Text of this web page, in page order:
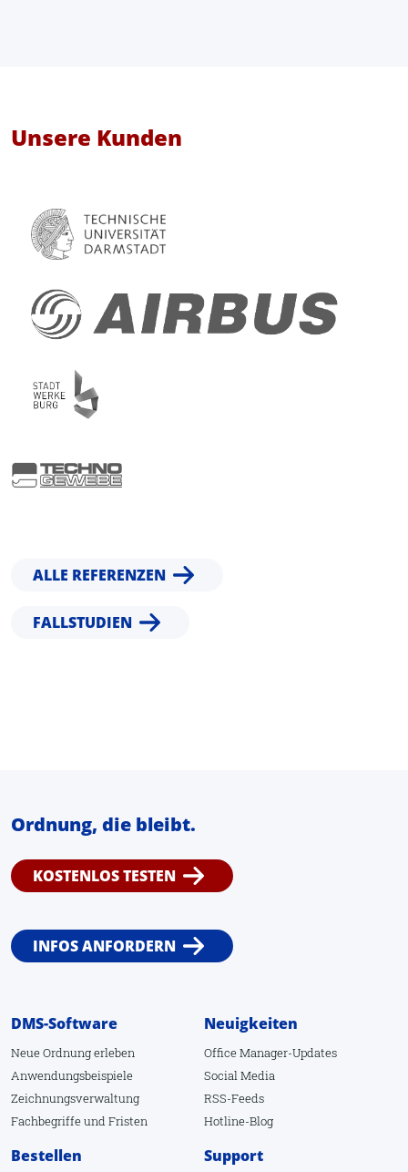
Unsere Kunden
ALLE REFERENZEN
FALLSTUDIEN
Ordnung, die bleibt.
KOSTENLOS TESTEN
INFOS ANFORDERN
DMS-Software
Neue Ordnung erleben
Anwendungsbeispiele
Zeichnungsverwaltung
Fachbegriffeund Fristen
Neuigkeiten
Office Manager-Updates
Social Media
RSS-Feeds
Hotline-Blog
Bestellen Support